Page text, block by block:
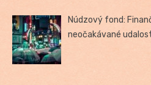
Núdzový fond:
neočakávané